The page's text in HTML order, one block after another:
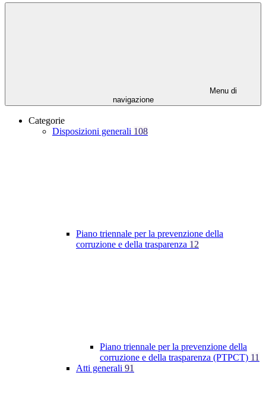
Menu di
navigazione
Categorie
Disposizioni generali 108
Piano triennale per la prevenzione della
corruzione e della trasparenza 12
Piano triennale per la prevenzione della
corruzione e della trasparenza (PTPCT) 11
Atti generali 91